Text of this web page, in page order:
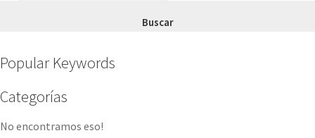
Buscar
Popular Keywords
Categorías
No encontramos eso!